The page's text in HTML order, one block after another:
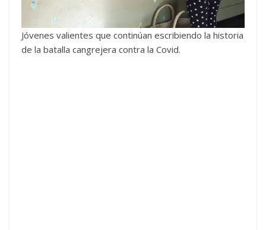
Jóvenes valientes que continúan escribiendo la historia
de la batalla cangrejera contra la Covid.